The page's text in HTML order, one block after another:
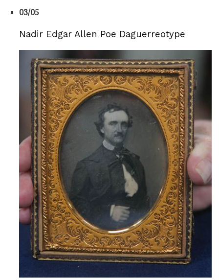
03/05
Nadir Edgar Allen Poe Daguerreotype